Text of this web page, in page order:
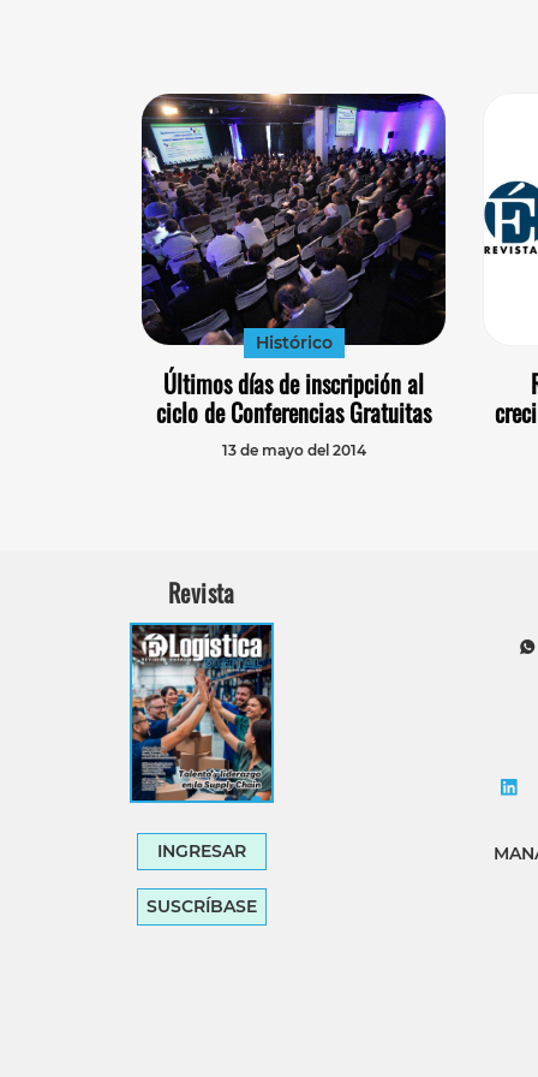
Histórico
Últimos días de inscripción al
ciclo de Conferencias Gratuitas
13 de mayo del 2014
Revista
INGRESAR
SUSCRÍBASE